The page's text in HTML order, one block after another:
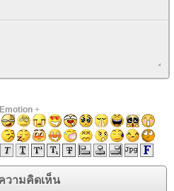
Emotion+